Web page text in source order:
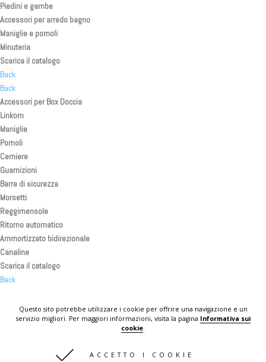
Questo sito potrebbe utilizzare i cookie per offrire una navigazione e un
servizio migliori. Per maggiori informazioni, visita la pagina Informativa sui
cookie.
ACCETTO I COOKIE
Piedini e gambe
Accessori per arredo bagno
Maniglie e pomoli
Minuteria
Scarica il catalogo
Back
Back
Accessori per Box Doccia
Linkom
Maniglie
Pomoli
Cerniere
Guarnizioni
Barre di sicurezza
Morsetti
Reggimensole
Ritorno automatico
Ammortizzato bidirezionale
Canaline
Scarica il catalogo
Back
KOMPLAST IN THE WORLD